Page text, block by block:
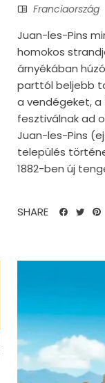
Franciaország
Juan-les-Pins
homokos
árnyékában
parttól beljebb
a vendégeket, a
fesztiválnak ad
Juan-les-Pins
település
1882-ben új
SHARE